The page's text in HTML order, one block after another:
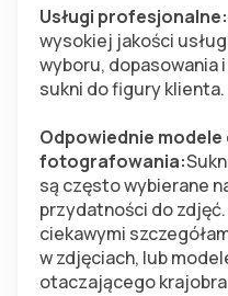
Usługi profesjonalne:
wysokiej jakości
wyboru, dopasowania
sukni do figury klienta.
Odpowiednie modele
fotografowania:
są często wybierane
przydatności do
ciekawymi
w zdjęciach, lub
otaczającego